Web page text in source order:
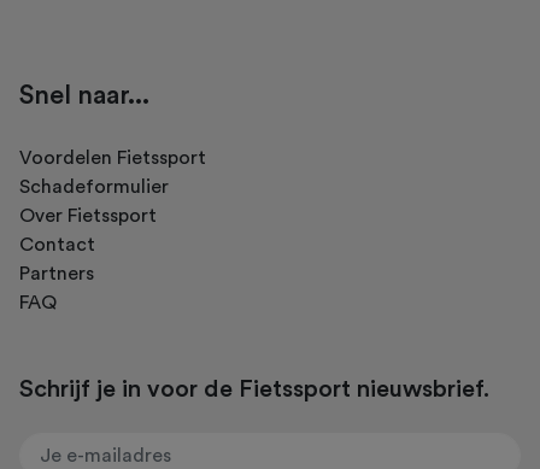
Snel naar...
Voordelen Fietssport
Schadeformulier
Over Fietssport
Contact
Partners
FAQ
Schrijf je in voor de Fietssport nieuwsbrief.